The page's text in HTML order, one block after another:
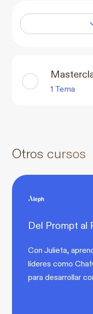
1 Tema
Otros cursos
Del Prompt al
Con Julieta,
líderes como
para desarrollar